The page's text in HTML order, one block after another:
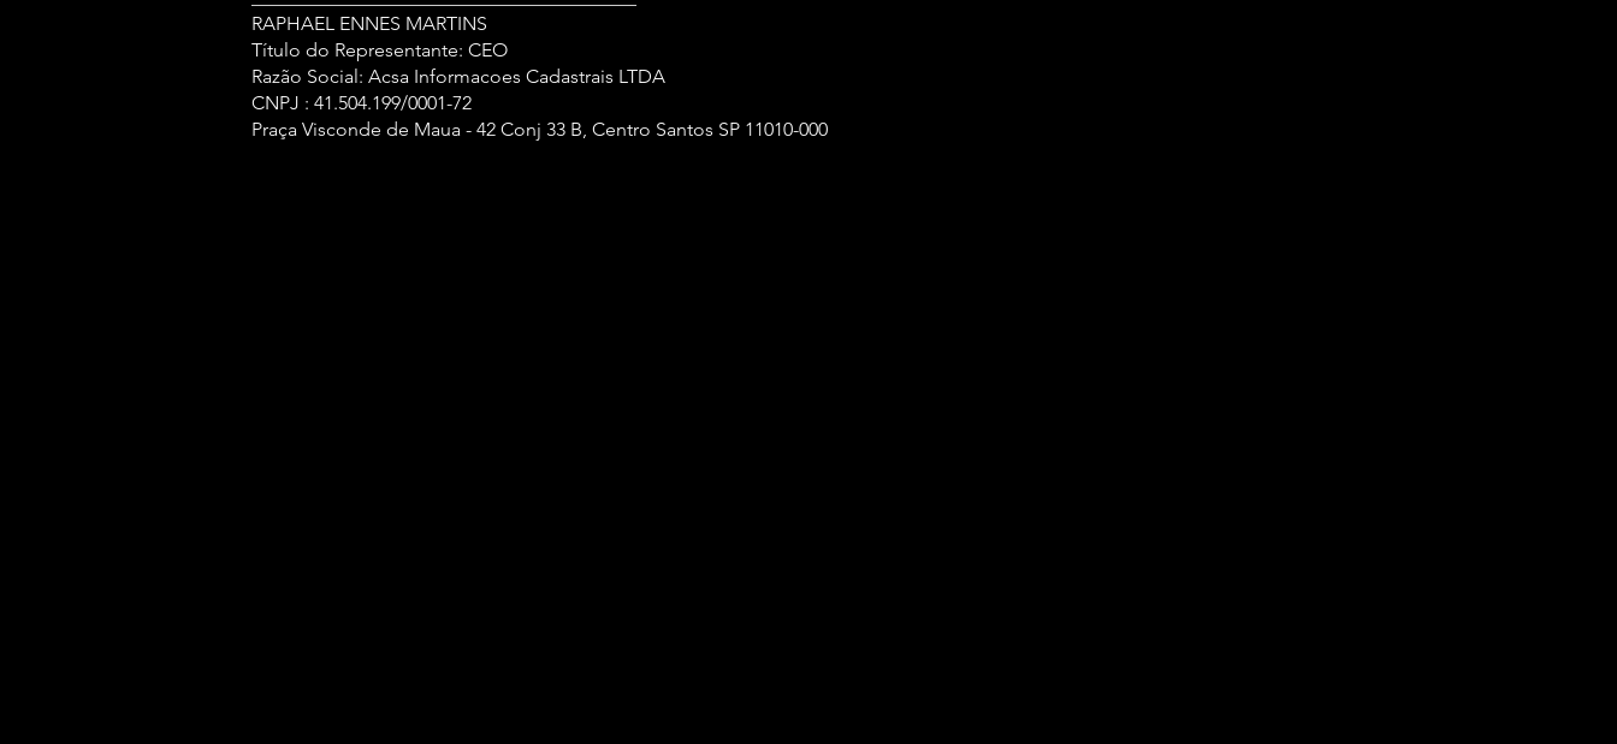
RAPHAEL ENNES MARTINS
Título do Representante: CEO
Razão Social: Acsa Informacoes Cadastrais LTDA
CNPJ : 41.504.199/0001-72
Praça Visconde de Maua - 42 Conj 33 B, Centro Santos SP 11010-000